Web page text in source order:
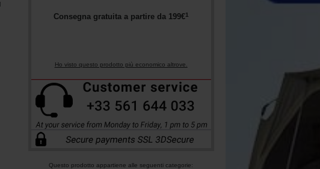
Consegna gratuita a partire da 199€1
Ho visto questo prodotto più economico altrove.
Questo prodotto appartiene alle seguenti categorie: